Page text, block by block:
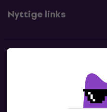
Nyttige links